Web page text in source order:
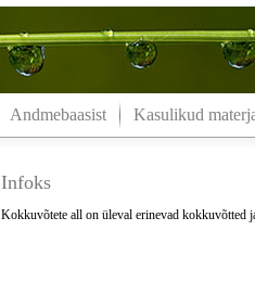
Andmebaasist Kasulikud
Infoks
Kokkuvõtete all on üleval erinevad kokkuvõtted